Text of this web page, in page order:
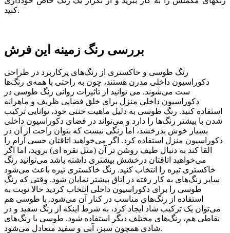
کنید.
بررسی رنگ زمینه این فرش
رنگ طوسی و خاکستری از رنگ‌های پرکاربرد در طراحی
دکوراسیون داخلی مدرن هستند، چون به راحتی با همه‌ی رنگ‌ها
ست می‌شوند. می توانید از تاثیرات روانی رنگ طوسی در
دکوراسیون داخلی منزل برای خلق فضایی ظریف و ماهرانه
استفاده کنید. رنگ طوسی به دلیل ماهیت خنثی خود، توانایی ترکیب
شدن با بیشتر رنگ‌ها را دارد و می‌تواند در فضای دکوراسیون داخلی
بسیار خوش بدرخشد، اما رنگی نیست که بتوان راحت از آن در
دکوراسیون منزل استفاده کرد. اگر می‌خواهید اتاقتان حسی آرام را
القا کند به دنبال طیف روشن تر آن (مثل نقره ای) بروید، اما اگر
می‌خواهید اتاقتان درخشش بیشتری داشته باشد می‌توانید رنگ
خاکستری تیره‌ را انتخاب کنید. رنگ خاکستری تیره‌ باعث می‌شود
سایر رنگ‌های به کار رفته در اتاق بیشتر نمایان شود. وقتی که رنگ
طوسی را برای دکوراسیون داخلی انتخاب کردید حالا نوبت به
استفاده از رنگ‌های مناسب در کنار آن می‌شود. با طوسی هم
می‌توان یک ترکیب شاد ایجاد کرد، به شرط اینکه از رنگ سفید و در
نقاطی هم، رنگ‌های مختلف دیگر استفاده شود. طوسی با رنگ‌های
شادی همچون سبز، آبی و سفید متعادل می‌شود.